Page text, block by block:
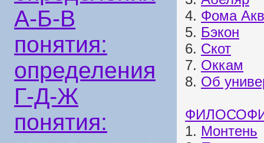
А-Б-В
понятия:
определения
Г-Д-Ж
понятия:
4. Фома
5. Бэкон
6. Скот
7. Оккам
8. Об
1. Монтень